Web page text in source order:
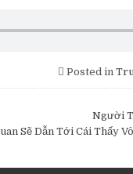
Posted in
Người
Sẽ Dẫn Tới Cái Thấy